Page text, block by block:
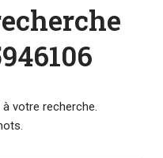
votre recherche.